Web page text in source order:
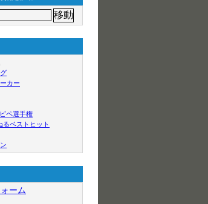
カー
ペ選手権
るベストヒット
ーム